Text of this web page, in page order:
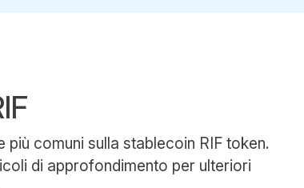
comuni sulla stablecoin RIF token.
di approfondimento per ulteriori